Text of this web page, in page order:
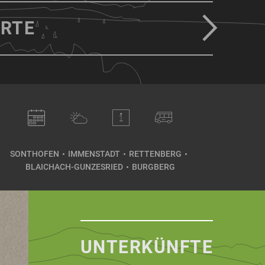
SONTHOFEN IMMENSTADT
RETTENBERG
BLAICHACH-GUNZESRIED
BURGBERG
UNTERKÜNFTE